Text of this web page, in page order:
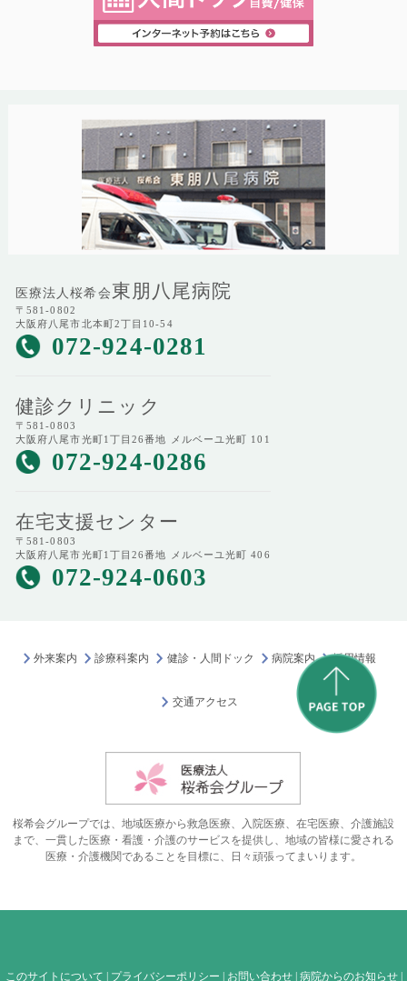
医療法人桜希会東朋八尾病院
〒581-0802
大阪府八尾市北本町2丁目10-54
072-924-0281
健診クリニック
〒581-0803
大阪府八尾市光町1丁目26番地 メルベーユ光町 101
072-924-0286
在宅支援センター
〒581-0803
大阪府八尾市光町1丁目26番地 メルベーユ光町 406
072-924-0603
外来案内 診療科案内 健診・人間ドック 病院案内 採用情報
交通アクセス
桜希会グループでは、地域医療から救急医療、入院医療、在宅医療、介護施設
まで、一貫した医療・看護・介護のサービスを提供し、地域の皆様に愛される
医療・介護機関であることを目標に、日々頑張ってまいります。
このサイトについて | プライバシーポリシー | お問い合わせ| 病院からのお知らせ|